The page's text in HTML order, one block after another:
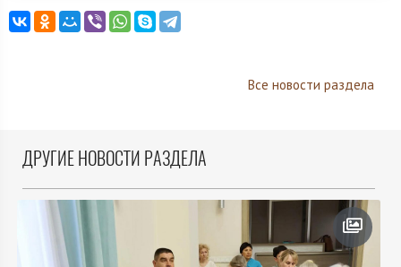
Все новости раздела
ДРУГИЕ НОВОСТИ РАЗДЕЛА